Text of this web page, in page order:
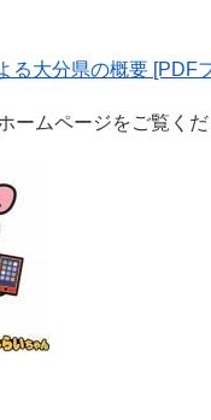
る大分県の概要 [PDF
ムページをご覧くだ